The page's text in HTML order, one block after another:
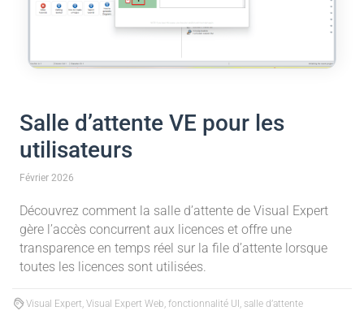
Salle d’attente VE pour les
utilisateurs
Février 2026
Découvrez comment la salle d’attente de Visual Expert
gère l’accès concurrent aux licences et offre une
transparence en temps réel sur la file d’attente lorsque
toutes les licences sont utilisées.
Visual Expert, Visual Expert Web, fonctionnalité UI, salle d’attente